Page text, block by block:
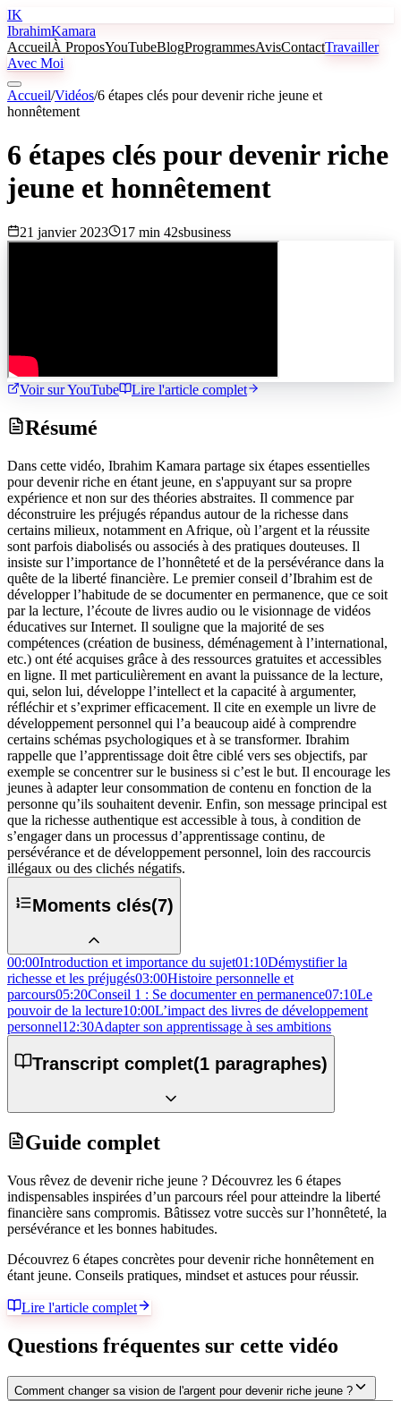
IK
IbrahimKamara
AccueilÀ ProposYouTubeBlogProgrammesAvisContactTravailler
Avec Moi
Accueil/Vidéos/6 étapes clés pour devenir riche jeune et
honnêtement
6 étapes clés pour devenir riche
jeune et honnêtement
21 janvier 2023 17 min 42sbusiness
Voir sur YouTube Lire l'article complet
Résumé
Dans cette vidéo, Ibrahim Kamara partage six étapes essentielles
pour devenir riche en étant jeune, en s'appuyant sur sa propre
expérience et non sur des théories abstraites. Il commence par
déconstruire les préjugés répandus autour de la richesse dans
certains milieux, notamment en Afrique, où l’argent et la réussite
sont parfois diabolisés ou associés à des pratiques douteuses. Il
insiste sur l’importance de l’honnêteté et de la persévérance dans la
quête de la liberté financière. Le premier conseil d’Ibrahim est de
développer l’habitude de se documenter en permanence, que ce soit
par la lecture, l’écoute de livres audio ou le visionnage de vidéos
éducatives sur Internet. Il souligne que la majorité de ses
compétences (création de business, déménagement à l’international,
etc.) ont été acquises grâce à des ressources gratuites et accessibles
en ligne. Il met particulièrement en avant la puissance de la lecture,
qui, selon lui, développe l’intellect et la capacité à argumenter,
réfléchir et s’exprimer efficacement. Il cite en exemple un livre de
développement personnel qui l’a beaucoup aidé à comprendre
certains schémas psychologiques et à se transformer. Ibrahim
rappelle que l’apprentissage doit être ciblé vers ses objectifs, par
exemple se concentrer sur le business si c’est le but. Il encourage les
jeunes à adapter leur consommation de contenu en fonction de la
personne qu’ils souhaitent devenir. Enfin, son message principal est
que la richesse authentique est accessible à tous, à condition de
s’engager dans un processus d’apprentissage continu, de
persévérance et de développement personnel, loin des raccourcis
illégaux ou des clichés négatifs.
Moments clés(7)
00:00Introduction et importance du sujet01:10Démystifier la
richesse et les préjugés03:00Histoire personnelle et
parcours05:20Conseil 1 : Se documenter en permanence07:10Le
pouvoir de la lecture10:00L’impact des livres de développement
personnel12:30Adapter son apprentissage à ses ambitions
Transcript complet(1 paragraphes)
Guide complet
Vous rêvez de devenir riche jeune ? Découvrez les 6 étapes
indispensables inspirées d’un parcours réel pour atteindre la liberté
financière sans compromis. Bâtissez votre succès sur l’honnêteté, la
persévérance et les bonnes habitudes.
Découvrez 6 étapes concrètes pour devenir riche honnêtement en
étant jeune. Conseils pratiques, mindset et astuces pour réussir.
Lire l'article complet
Questions fréquentes sur cette vidéo
Comment changer sa vision de l'argent pour devenir riche jeune ?